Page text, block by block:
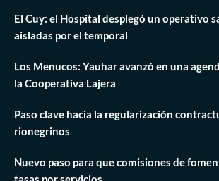
El Cuy: el Hospital desplegó un operativo
aisladas por el temporal
Los Menucos: Yauhar avanzó en una
la Cooperativa Lajera
Paso clave hacia la regularización
rionegrinos
Nuevo paso para que comisiones de